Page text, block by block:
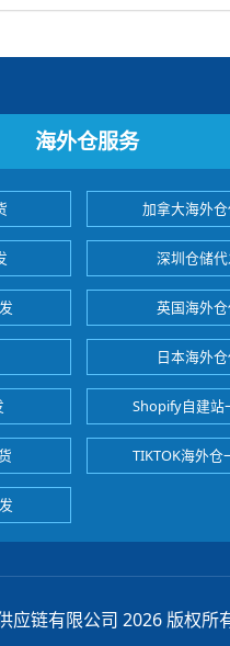
海外仓服务
加拿大海外
深圳仓储
英国海外
日本海外
Shopify自建站
TIKTOK海外仓
应链有限公司 2026 版权所